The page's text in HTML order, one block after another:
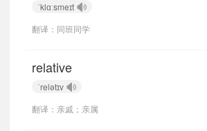
ˈklɑːsmeɪt
翻译：同班同学
relative
ˈrelətɪv
翻译：亲戚；亲属